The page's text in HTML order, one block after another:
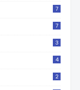
7
7
3
4
2